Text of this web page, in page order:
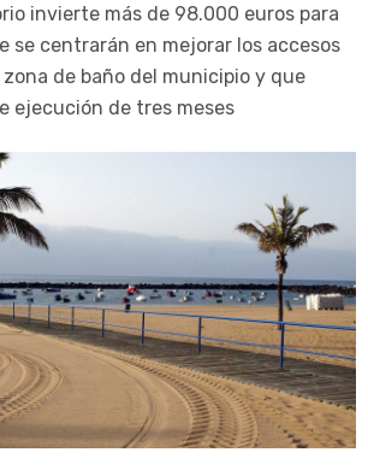
invierte más de 98.000 euros para
se centrarán en mejorar los accesos
zona de baño del municipio y que
ejecución de tres meses